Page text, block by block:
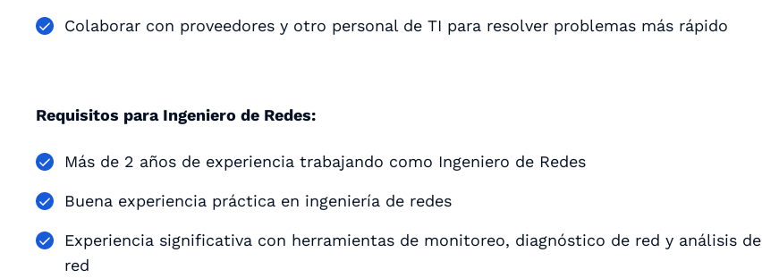
Colaborar con proveedores y otro personal de TI para resolver problemas más rápido
Requisitos para Ingeniero de Redes:
Más de 2 años de experiencia trabajando como Ingeniero de Redes
Buena experiencia práctica en ingeniería de redes
Experiencia significativa con herramientas de monitoreo, diagnóstico de red y análisis de
red